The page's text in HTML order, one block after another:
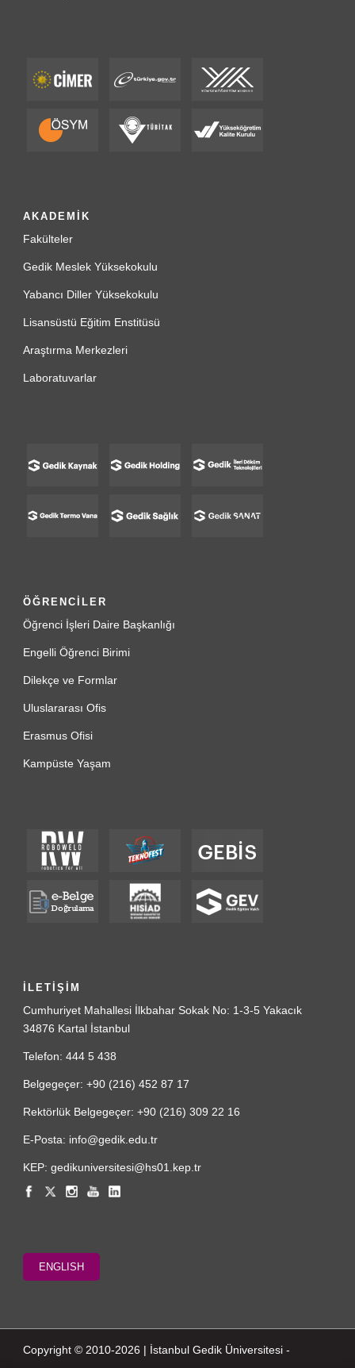
AKADEMİK
Fakülteler
Gedik Meslek Yüksekokulu
Yabancı Diller Yüksekokulu
Lisansüstü Eğitim Enstitüsü
Araştırma Merkezleri
Laboratuvarlar
ÖĞRENCİLER
Öğrenci İşleri Daire Başkanlığı
Engelli Öğrenci Birimi
Dilekçe ve Formlar
Uluslararası Ofis
Erasmus Ofisi
Kampüste Yaşam
İLETİŞİM
Cumhuriyet Mahallesi İlkbahar Sokak No: 1-3-5 Yakacık
34876 Kartal İstanbul
Telefon: 444 5 438
Belgegeçer: +90 (216) 452 87 17
Rektörlük Belgegeçer: +90 (216) 309 22 16
E-Posta: info@gedik.edu.tr
KEP: gedikuniversitesi@hs01.kep.tr
ENGLISH
Copyright © 2010-2026 | İstanbul Gedik Üniversitesi -